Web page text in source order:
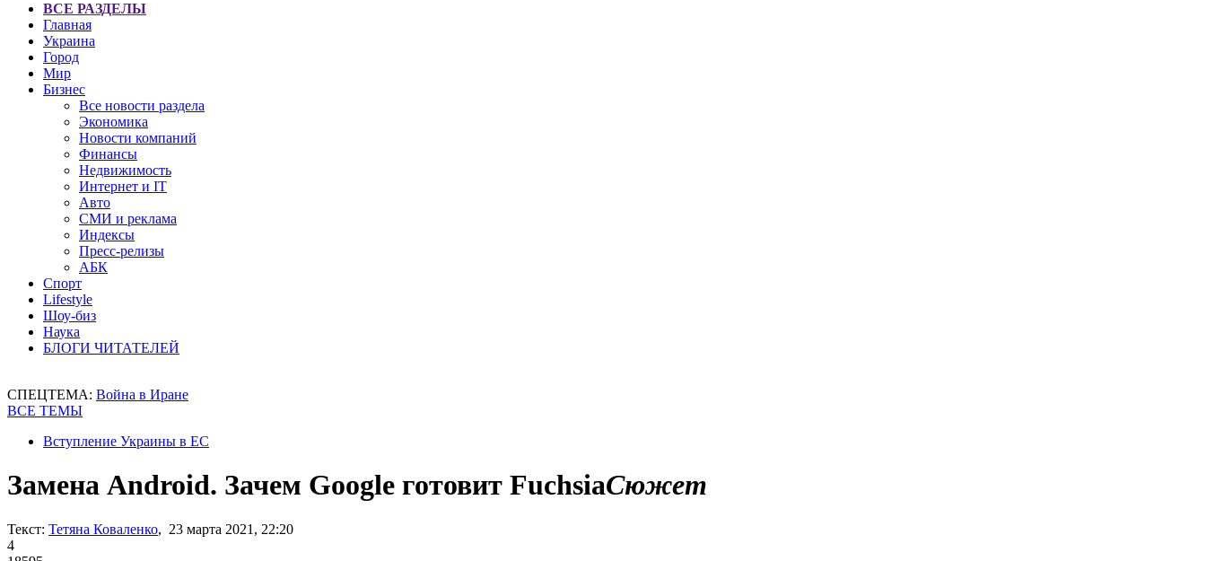
ВСЕ РАЗДЕЛЫ
Главная
Украина
Город
Мир
Бизнес
Все новости раздела
Экономика
Новости компаний
Финансы
Недвижимость
Интернет и IT
Авто
СМИ и реклама
Индексы
Пресс-релизы
АБК
Спорт
Lifestyle
Шоу-биз
Наука
БЛОГИ ЧИТАТЕЛЕЙ
СПЕЦТЕМА: Война в Иране
ВСЕ ТЕМЫ
Вступление Украины в ЕС
Замена Android. Зачем Google готовит FuchsiaСюжет
Текст: Тетяна Коваленко, 23 марта 2021, 22:20
4